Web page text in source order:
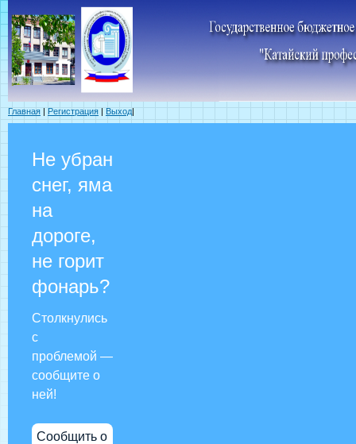
Главная | Регистрация | Выход|
Не убран
снег, яма
на
дороге,
не горит
фонарь?
Столкнулись
с
проблемой —
сообщите о
ней!
Сообщить о